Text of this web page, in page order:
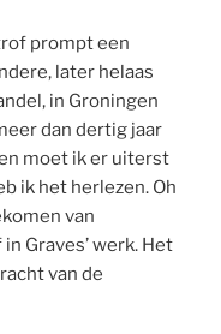
prompt een
later helaas
in Groningen
dan dertig jaar
moet ik er uiterst
ik het herlezen. Oh
van
Graves’ werk. Het
van de